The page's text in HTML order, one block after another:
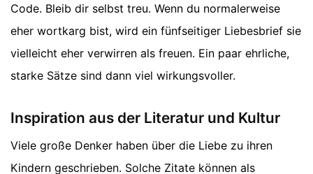
Code. Bleib dir selbst treu. Wenn du normalerweise
eher wortkarg bist, wird ein fünfseitiger Liebesbrief sie
vielleicht eher verwirren als freuen. Ein paar ehrliche,
starke Sätze sind dann viel wirkungsvoller.
Inspiration aus der Literatur und Kultur
Viele große Denker haben über die Liebe zu ihren
Kindern geschrieben. Solche Zitate können als